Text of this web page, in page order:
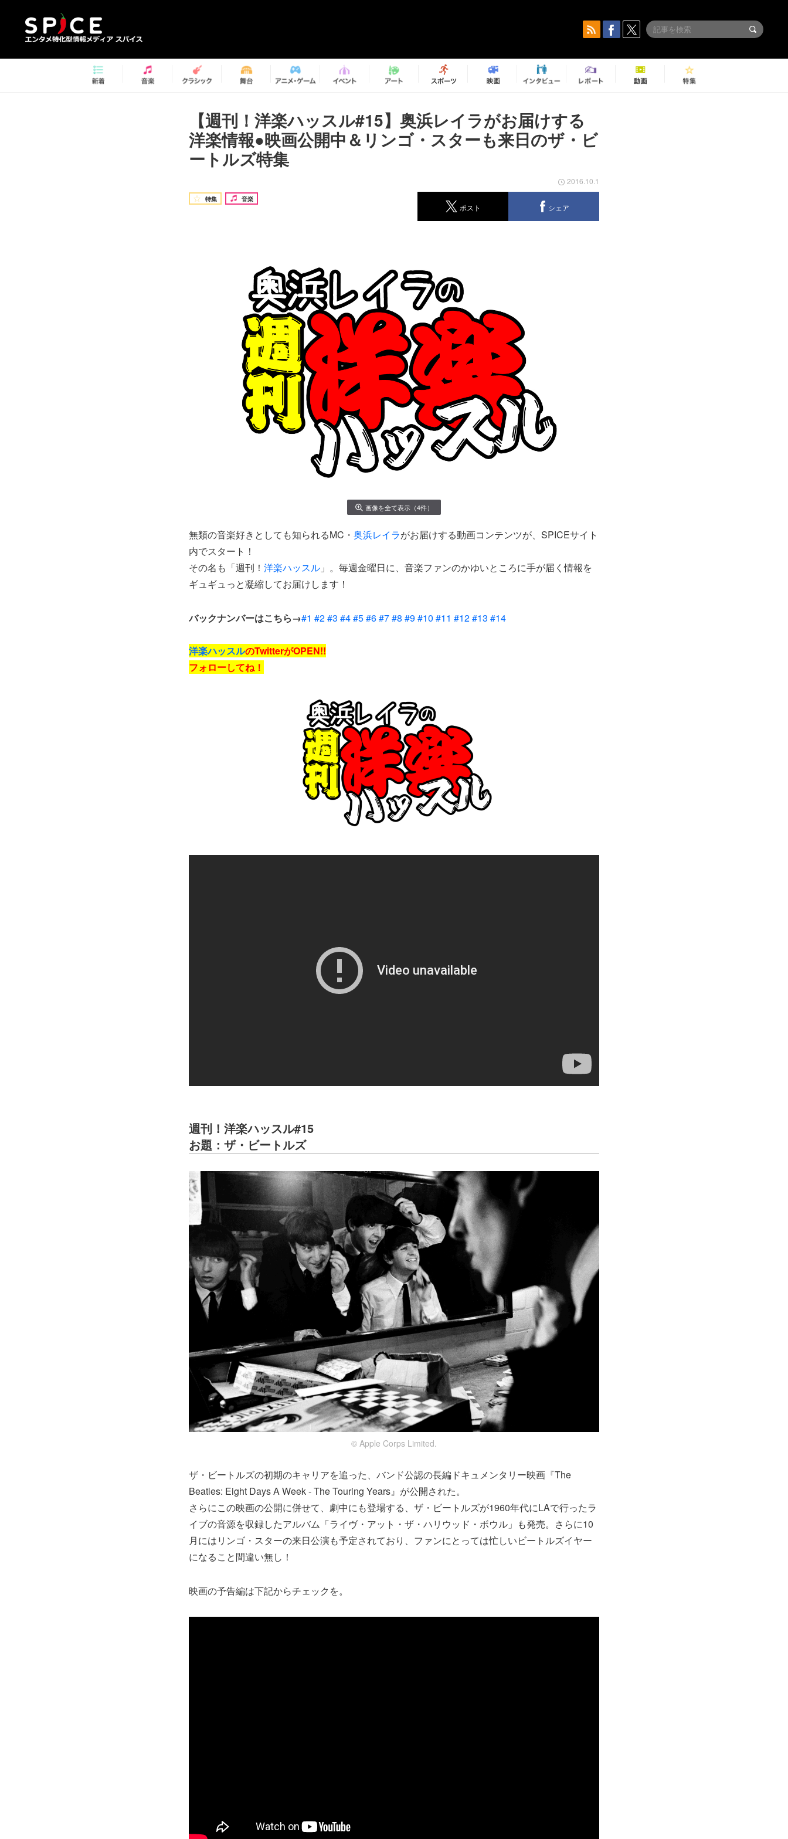
【週刊！洋楽ハッスル#15】奥浜レイラがお届けする
洋楽情報●映画公開中＆リンゴ・スターも来日のザ・ビ
ートルズ特集
特集 音楽
2016.10.1
ポスト シェア
画像を全て表示（4件）
無類の音楽好きとしても知られるMC・ 奥浜レイラがお届けする動画コンテンツが、SPICEサイト
内でスタート！
その名も「週刊！ 洋楽ハッスル 」。毎週金曜日に、音楽ファンのかゆいところに手が届く情報を
ギュギュっと凝縮してお届けします！
バックナンバーはこちら→#1 #2#3 #4#5#6#7#8 #9#10 #11 #12#13 #14
洋楽ハッスルのTwitterがOPEN!!
フォローしてね！
週刊！洋楽ハッスル#15
お題：ザ・ビートルズ
© Apple Corps Limited.
ザ・ビートルズの初期のキャリアを追った、バンド公認の長編ドキュメンタリー映画『The
Beatles: Eight Days A Week - The Touring Years』が公開された。
さらにこの映画の公開に併せて、劇中にも登場する、ザ・ビートルズが1960年代にLAで行ったラ
イブの音源を収録したアルバム「ライヴ・アット・ザ・ハリウッド・ボウル」も発売。さらに10
月にはリンゴ・スターの来日公演も予定されており、ファンにとっては忙しいビートルズイヤー
になること間違い無し！
映画の予告編は下記からチェックを。